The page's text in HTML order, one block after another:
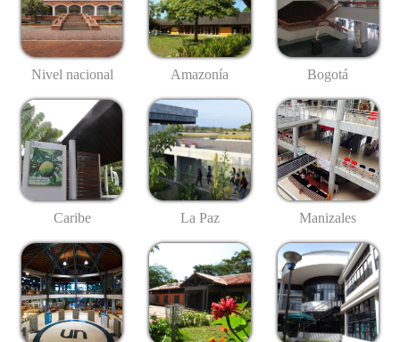
Nivel nacional Amazonía Bogotá
Caribe La Paz Manizales